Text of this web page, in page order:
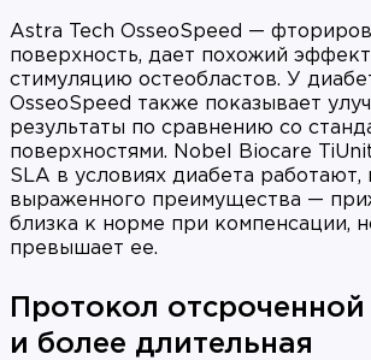
Astra Tech OsseoSpeed —
поверхность, дает похожий
стимуляцию остеобластов. У
OsseoSpeed также показывает
результаты по сравнению со
поверхностями. Nobel Biocare
SLA в условиях диабета работают,
выраженного преимущества —
близка к норме при компенсации,
превышает ее.
Протокол отсроченной
и более длительная